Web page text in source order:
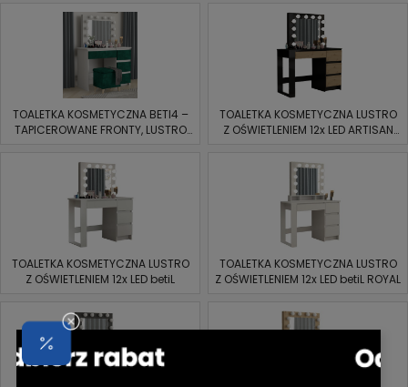
TOALETKA KOSMETYCZNA BETI4 –
TAPICEROWANE FRONTY, LUSTRO
TOALETKA KOSMETYCZNA LUSTRO
Z OŚWIETLENIEM 12x LED ARTISAN
TOALETKA KOSMETYCZNA LUSTRO
Z OŚWIETLENIEM 12x LED betiL
TOALETKA KOSMETYCZNA LUSTRO
Z OŚWIETLENIEM 12x LED betiL ROYAL